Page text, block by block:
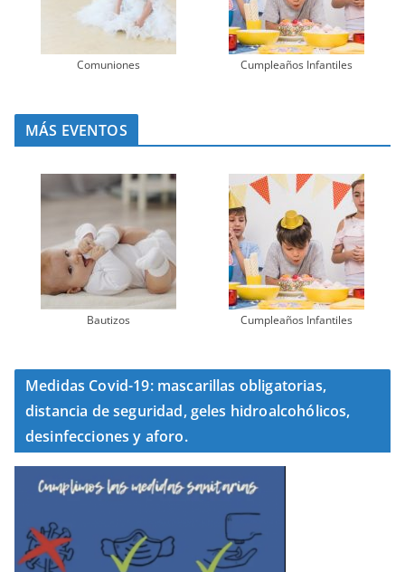
Comuniones Cumpleaños Infantiles
MÁS EVENTOS
Bautizos Cumpleaños Infantiles
Medidas Covid-19: mascarillas obligatorias,
distancia de seguridad, geles hidroalcohólicos,
desinfecciones y aforo.